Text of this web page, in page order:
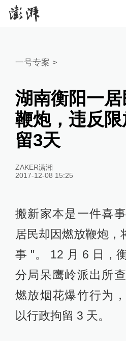
一号专案 >
湖南衡阳一
鞭炮，违反
留3天
ZAKER潇湘
2017-12-08 15:25
搬新家本是一件喜
居民却因燃放鞭炮，
事 "。 12 月 6 日，
分局呆鹰岭派出所
燃放烟花爆竹行为
以行政拘留 3 天。